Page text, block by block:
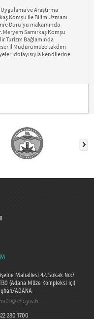
ve Araştırma
Komşu ile Bilim Uzmanı
Duru’yu makamında
Samırkaş Komşu
Turizm Bağlamında
İl Müdürümüze takdim
dolayısıyla kendilerine
Mahallesi 42. Sokak No:7
(Adana Müze Kompleksi içi)
ADANA
280 1700